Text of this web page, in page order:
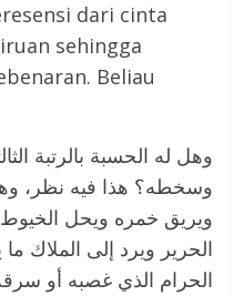
dari cinta
sehingga
Beliau
وهل له الحسبة بالرتبة
وسخطه؟ هذا فيه نظر،
ويريق خمره ويحل
الحرير ويرد إلى الملاك
الحرام الذي غصبه أو